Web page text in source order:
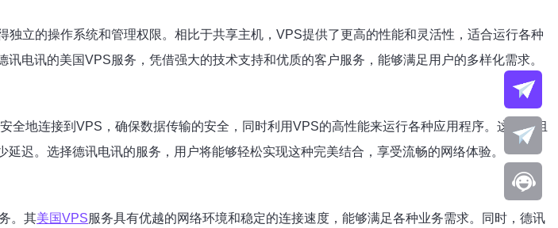
立的操作系统和管理权限。相比于共享主机，VPS提供了更高的性能和灵活性，适合运行各种
讯电讯的美国VPS服务，凭借强大的技术支持和优质的客户服务，能够满足用户的多样化需求。
全地连接到VPS，确保数据传输的安全，同时利用VPS的高性能来运行各种应用程序。这样的组
迟。选择德讯电讯的服务，用户将能够轻松实现这种完美结合，享受流畅的网络体验。
。其美国VPS服务具有优越的网络环境和稳定的连接速度，能够满足各种业务需求。同时，德讯